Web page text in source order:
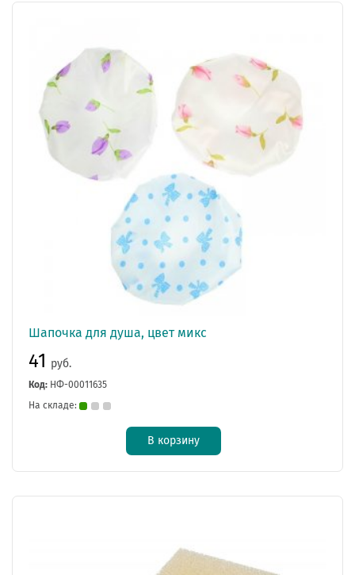
Шапочка для душа, цвет микс
41 руб.
Код: НФ-00011635
На складе:
В корзину